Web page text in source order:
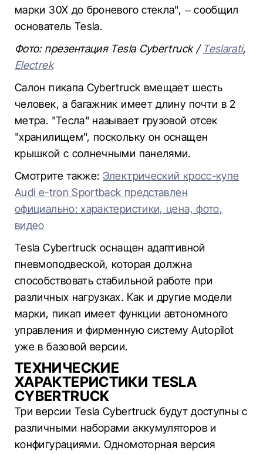
марки 30X до броневого стекла", – сообщил
основатель Tesla.
Фото: презентация Tesla Cybertruck / Teslarati,
Electrek
Салон пикапа Cybertruck вмещает шесть
человек, а багажник имеет длину почти в 2
метра. "Тесла" называет грузовой отсек
"хранилищем", поскольку он оснащен
крышкой с солнечными панелями.
Смотрите также: Электрический кросс-купе
Audi e-tron Sportback представлен
официально: характеристики, цена, фото,
видео
Tesla Cybertruck оснащен адаптивной
пневмоподвеской, которая должна
способствовать стабильной работе при
различных нагрузках. Как и другие модели
марки, пикап имеет функции автономного
управления и фирменную систему Autopilot
уже в базовой версии.
ТЕХНИЧЕСКИЕ
ХАРАКТЕРИСТИКИ TESLA
CYBERTRUCK
Три версии Tesla Cybertruck будут доступны с
различными наборами аккумуляторов и
конфигурациями. Одномоторная версия